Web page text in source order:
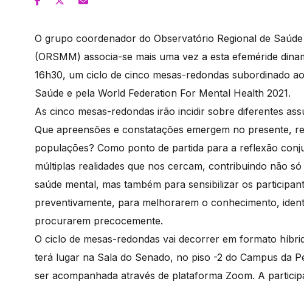
O grupo coordenador do Observatório Regional de
(ORSMM) associa-se mais uma vez a esta efeméride
16h30, um ciclo de cinco mesas-redondas subordinado
Saúde e pela World Federation For Mental Health 2021.
As cinco mesas-redondas irão incidir sobre diferentes
Que apreensões e constatações emergem no presente,
populações? Como ponto de partida para a reflexão
múltiplas realidades que nos cercam, contribuindo não
saúde mental, mas também para sensibilizar os
preventivamente, para melhorarem o conhecimento,
procurarem precocemente.
O ciclo de mesas-redondas vai decorrer em formato
terá lugar na Sala do Senado, no piso -2 do Campus da
ser acompanhada através de plataforma Zoom. A